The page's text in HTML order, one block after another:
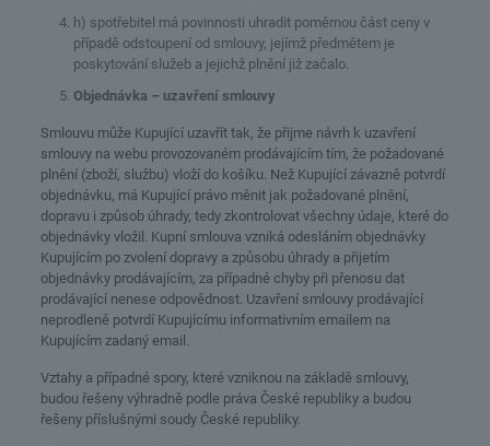
h) spotřebitel má povinnosti uhradit poměrnou část ceny v
případě odstoupení od smlouvy, jejímž předmětem je
poskytování služeb a jejichž plnění již začalo.
Objednávka – uzavření smlouvy
Smlouvu může Kupující uzavřít tak, že přijme návrh k uzavření
smlouvy na webu provozovaném prodávajícím tím, že požadované
plnění (zboží, službu) vloží do košíku. Než Kupující závazně potvrdí
objednávku, má Kupující právo měnit jak požadované plnění,
dopravu i způsob úhrady, tedy zkontrolovat všechny údaje, které do
objednávky vložil. Kupní smlouva vzniká odesláním objednávky
Kupujícím po zvolení dopravy a způsobu úhrady a přijetím
objednávky prodávajícím, za případné chyby při přenosu dat
prodávající nenese odpovědnost. Uzavření smlouvy prodávající
neprodleně potvrdí Kupujícímu informativním emailem na
Kupujícím zadaný email.
Vztahy a případné spory, které vzniknou na základě smlouvy,
budou řešeny výhradně podle práva České republiky a budou
řešeny příslušnými soudy České republiky.